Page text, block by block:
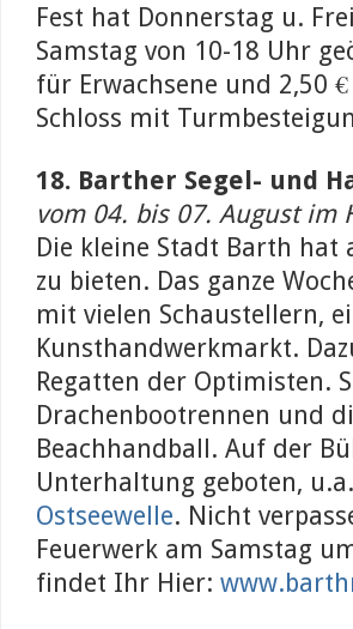
Fest hat Donnerstag u.
Samstag von 10-18 Uhr
für Erwachsene und 2,50
Schloss mit
18. Barther Segel- und
vom 04. bis 07. August im
Die kleine Stadt Barth hat
zu bieten. Das ganze
mit vielen Schaustellern,
Kunsthandwerkmarkt.
Regatten der Optimisten.
Drachenbootrennen und
Beachhandball. Auf der
Unterhaltung geboten,
Ostseewelle. Nicht
Feuerwerk am Samstag
findet Ihr Hier: